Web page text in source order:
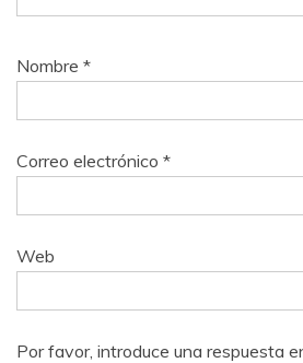
Nombre *
Correo electrónico *
Web
Por favor, introduce una respuesta